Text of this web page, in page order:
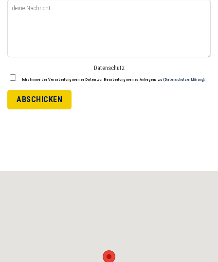
Datenschutz
Ich stimme der Verarbeitung meiner Daten zur Bearbeitung meines Anliegens zu (Datenschutzerklärung).